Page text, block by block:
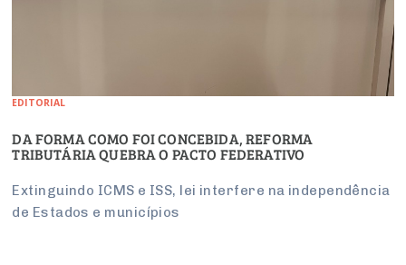
EDITORIAL
DA FORMA COMO FOI CONCEBIDA, REFORMA
TRIBUTÁRIA QUEBRA O PACTO FEDERATIVO
Extinguindo ICMS e ISS, lei interfere na independência
de Estados e municípios